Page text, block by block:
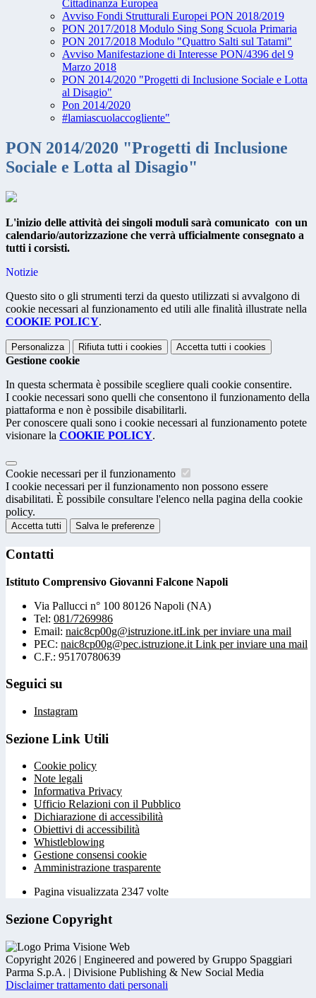
Cittadinanza Europea
Avviso Fondi Strutturali Europei PON 2018/2019
PON 2017/2018 Modulo Sing Song Scuola Primaria
PON 2017/2018 Modulo "Quattro Salti sul Tatami"
Avviso Manifestazione di Interesse PON/4396 del 9
Marzo 2018
PON 2014/2020 "Progetti di Inclusione Sociale e Lotta
al Disagio"
Pon 2014/2020
#lamiascuolaccogliente"
PON 2014/2020 "Progetti di Inclusione
Sociale e Lotta al Disagio"
L'inizio delle attività dei singoli moduli sarà comunicato con un
calendario/autorizzazione che verrà ufficialmente consegnato a
tutti i corsisti.
Notizie
Questo sito o gli strumenti terzi da questo utilizzati si avvalgono di
cookie necessari al funzionamento ed utili alle finalità illustrate nella
COOKIE POLICY.
Personalizza Rifiuta tutti i cookies Accetta tutti i cookies
Gestione cookie
In questa schermata è possibile scegliere quali cookie consentire.
I cookie necessari sono quelli che consentono il funzionamento della
piattaforma e non è possibile disabilitarli.
Per conoscere quali sono i cookie necessari al funzionamento potete
visionare la COOKIE POLICY.
Cookie necessari per il funzionamento
I cookie necessari per il funzionamento non possono essere
disabilitati. È possibile consultare l'elenco nella pagina della cookie
policy.
Accetta tutti Salva le preferenze
Contatti
Istituto Comprensivo Giovanni Falcone Napoli
Via Pallucci n° 100 80126 Napoli (NA)
Tel: 081/7269986
Email: naic8cp00g@istruzione.itLink per inviare una mail
PEC: naic8cp00g@pec.istruzione.it Link per inviare una mail
C.F.: 95170780639
Seguici su
Instagram
Sezione Link Utili
Cookie policy
Note legali
Informativa Privacy
Ufficio Relazioni con il Pubblico
Dichiarazione di accessibilità
Obiettivi di accessibilità
Whistleblowing
Gestione consensi cookie
Amministrazione trasparente
Pagina visualizzata 2347 volte
Sezione Copyright
Copyright 2026 | Engineered and powered by Gruppo Spaggiari
Parma S.p.A. | Divisione Publishing & New Social Media
Disclaimer trattamento dati personali